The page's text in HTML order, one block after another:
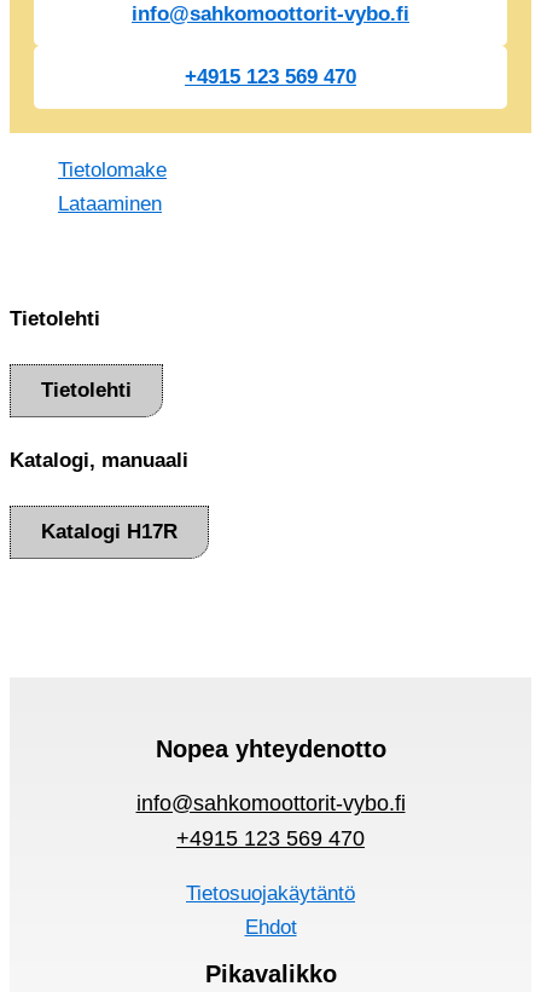
info@sahkomoottorit-vybo.fi
+4915 123 569 470
Tietolomake
Lataaminen
Tietolehti
Tietolehti
Katalogi, manuaali
Katalogi H17R
Nopea yhteydenotto
info@sahkomoottorit-vybo.fi
+4915 123 569 470
Tietosuojakäytäntö
Ehdot
Pikavalikko